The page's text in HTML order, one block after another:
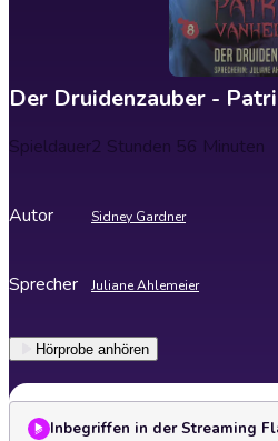
Der Druidenzauber -
Spieldauer2 Stunden 56 Minuten
Autor Sidney Gardner
Sprecher Juliane Ahlemeier
Hörprobe anhören
Inbegriffen in der Streaming